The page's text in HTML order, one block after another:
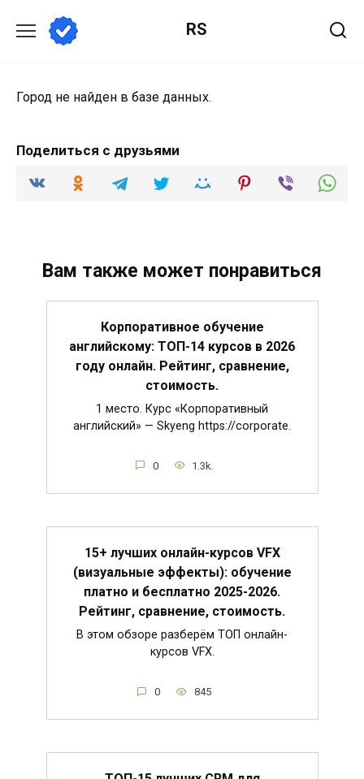
содержанию
RS
Город не найден в базе данных.
Поделиться с друзьями
Вам также может понравиться
Корпоративное обучение
английскому: ТОП-14 курсов в 2026
году онлайн. Рейтинг, сравнение,
стоимость.
1 место. Курс «Корпоративный
английский» — Skyeng https://corporate.
0 1.3k.
15+ лучших онлайн-курсов VFX
(визуальные эффекты): обучение
платно и бесплатно 2025-2026.
Рейтинг, сравнение, стоимость.
В этом обзоре разберём ТОП онлайн-
курсов VFX.
0 845